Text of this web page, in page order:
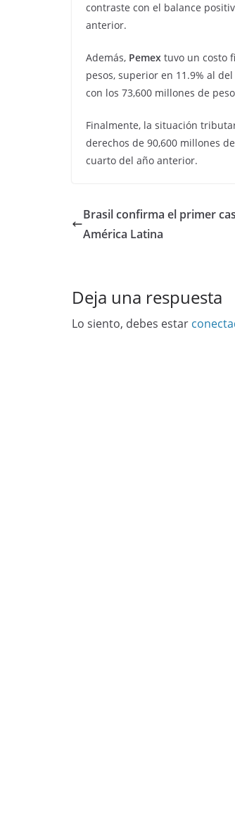
contraste con el balance
anterior.
Además, Pemex tuvo un costo
pesos, superior en 11.9% al
con los 73,600 millones de
Finalmente, la situación
derechos de 90,600 millones
cuarto del año anterior.
Brasil confirma el primer
América Latina
Deja una respuesta
Lo siento, debes estar